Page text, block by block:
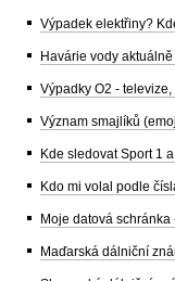
Výpadek elektřiny?
Havárie vody
Výpadky O2 -
Význam smajlíků
Kde sledovat Sport 1
Kdo mi volal podle
Moje datová
Maďarská dálniční